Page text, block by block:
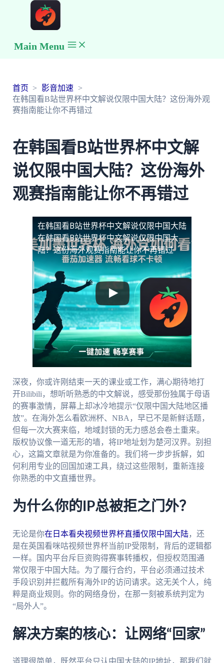
Main Menu
首页
影音加速
在韩国看B站世界杯中文解说仅限中国大陆？这份海外观
赛指南能让你不再错过
在韩国看B站世界杯中文解
说仅限中国大陆？这份海外
观赛指南能让你不再错过
在韩国看B站世界杯中文解说仅限中国大陆
在韩国看B站世界杯中文解说仅限中国大
陆？这份海外观赛指南能让你不再错过
深夜，你或许刚结束一天的课业或工作，满心期待地打
开Bilibili，想听听熟悉的中文解说，感受那份独属于母语
的赛事激情，屏幕上却冰冷地提示“仅限中国大陆地区播
放”。在海外怎么看欧洲杯、NBA，早已不是新鲜话题，
但每一次大赛来临，地域封锁的无力感总会卷土重来。
版权协议像一道无形的墙，将IP地址划为楚河汉界。别担
心，这篇文章就是为你准备的。我们将一步步拆解，如
何利用专业的回国加速工具，绕过这些限制，重新连接
你熟悉的中文直播世界。
为什么你的IP总被拒之门外？
无论是你在日本看央视频世界杯直播仅限中国大陆，还
是在英国看咪咕视频世界杯当前IP受限制，背后的逻辑都
一样。国内平台斥巨资购得赛事转播权，但授权范围通
常仅限于中国大陆。为了履行合约，平台必须通过技术
手段识别并拦截所有海外IP的访问请求。这无关个人，纯
粹是商业规则。你的网络身份，在那一刻被系统判定为
“局外人”。
解决方案的核心：让网络“回家”
道理很简单，既然平台只认中国大陆的IP地址，那我们就